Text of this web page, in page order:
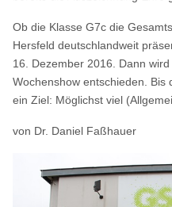
Ob die Klasse G7c die
Hersfeld deutschlandweit
16. Dezember 2016. Dann
Wochenshow entschieden. Bis
ein Ziel: Möglichst viel
von Dr. Daniel Faßhauer